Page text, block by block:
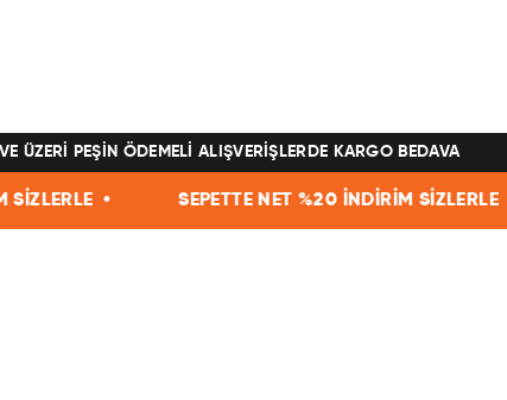
ÜZERİ PEŞİN ÖDEMELİ ALIŞVERİŞLERDE KARGO BEDAVA
• SEPETTE NET %20 İNDİRİM SİZLERLE •